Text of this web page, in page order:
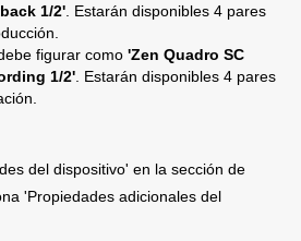
1/2' . Estarán disponibles 4 pares
figurar como'Zen Quadro SC
1/2' . Estarán disponibles 4 pares
del dispositivo' en la sección de
'Propiedades adicionales del